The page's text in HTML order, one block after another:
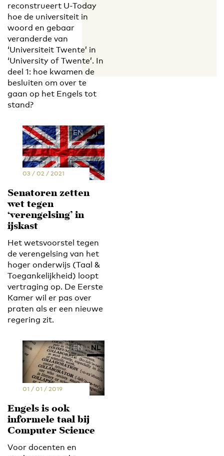
reconstrueert U-Today
hoe de universiteit in
woord en gebaar
veranderde van
‘Universiteit Twente’ in
‘University of Twente’. In
deel 1: hoe kwamen de
besluiten om over te
gaan op het Engels tot
stand?
EN NL
03 / 02 / 2021
Senatoren zetten
wet tegen
‘verengelsing’ in
ijskast
Het wetsvoorstel tegen
de verengelsing van het
hoger onderwijs (Taal &
Toegankelijkheid) loopt
vertraging op. De Eerste
Kamer wil er pas over
praten als er een nieuwe
regering zit.
EN NL
01 / 01 / 2019
Engels is ook
informele taal bij
Computer Science
Voor docenten en